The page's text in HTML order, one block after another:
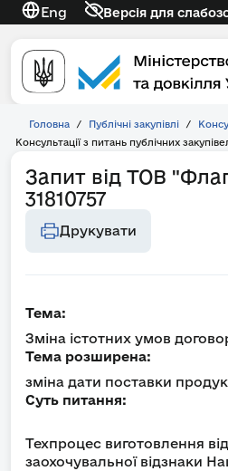
Eng Версія для
Головна / Публічні закупівлі /
Консультації з питань публічних
Запит від ТОВ
31810757
Друкувати
Тема:
Зміна істотних умов
Тема розширена:
зміна дати поставки
Суть питання:
Техпроцес виготовлення
заохочувальної відзнаки